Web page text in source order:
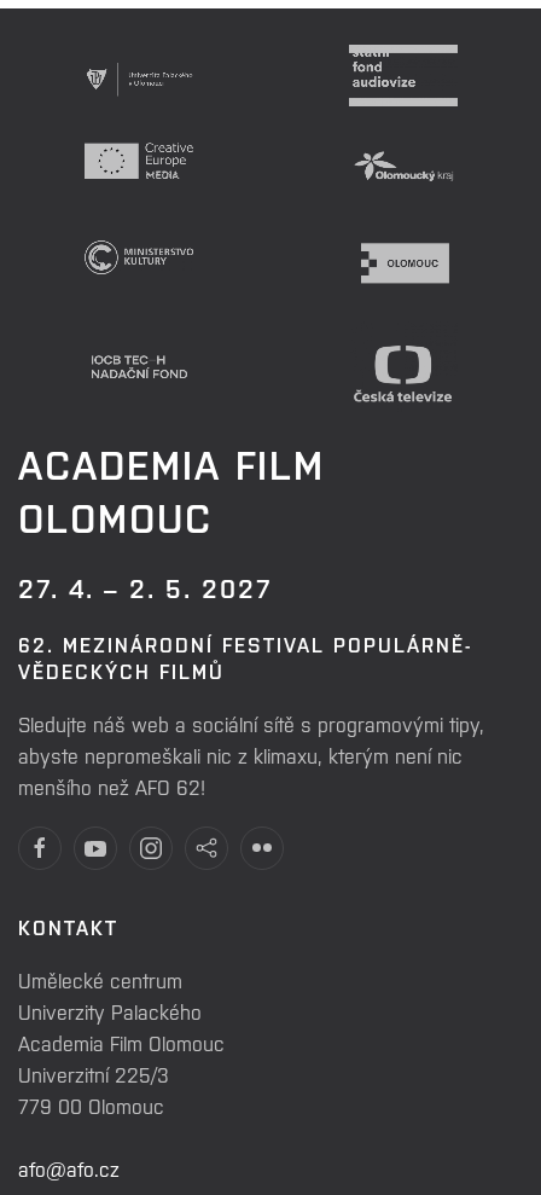
ACADEMIA FILM
OLOMOUC
27. 4. – 2. 5. 2027
62. MEZINÁRODNÍ FESTIVAL POPULÁRNĚ-
VĚDECKÝCH FILMŮ
Sledujte náš web a sociální sítě s programovými tipy,
abyste nepromeškali nic z klimaxu, kterým není nic
menšího než AFO 62!
KONTAKT
Umělecké centrum
Univerzity Palackého
Academia Film Olomouc
Univerzitní 225/3
779 00 Olomouc
afo@afo.cz